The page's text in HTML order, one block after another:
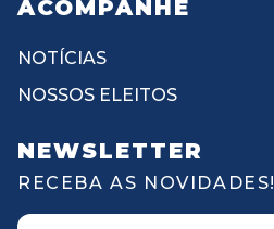
ACOMPANHE
NOTÍCIAS
NOSSOS ELEITOS
NEWSLETTER
RECEBA AS NOVIDADES!